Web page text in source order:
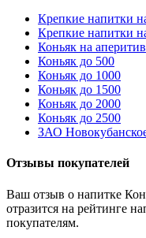
Крепкие напитки
Крепкие напитки
Коньяк на аперитив
Коньяк до 500
Коньяк до 1000
Коньяк до 1500
Коньяк до 2000
Коньяк до 2500
ЗАО
Отзывы покупателей
Ваш отзыв о напитке
отразится на рейтинге
покупателям.